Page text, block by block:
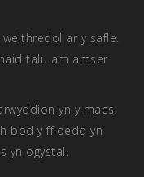
weithredol ar y safle.
talu am amser
yn y maes
bod y ffioedd yn
yn ogystal.